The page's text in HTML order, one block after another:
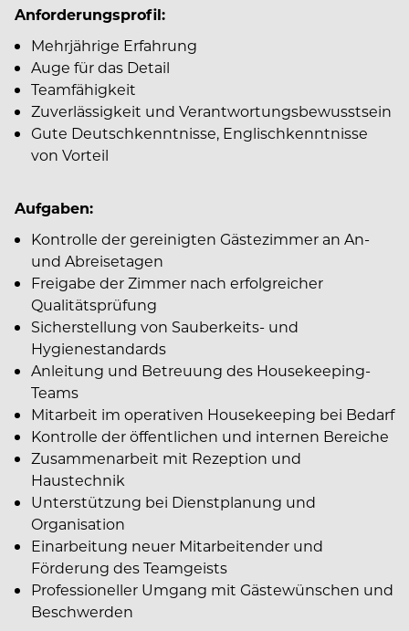
Anforderungsprofil:
Mehrjährige Erfahrung
Auge für das Detail
Teamfähigkeit
Zuverlässigkeit und Verantwortungsbewusstsein
Gute Deutschkenntnisse, Englischkenntnisse
von Vorteil
Aufgaben:
Kontrolle der gereinigten Gästezimmer an An-
und Abreisetagen
Freigabe der Zimmer nach erfolgreicher
Qualitätsprüfung
Sicherstellung von Sauberkeits- und
Hygienestandards
Anleitung und Betreuung des Housekeeping-
Teams
Mitarbeit im operativen Housekeeping bei Bedarf
Kontrolle der öffentlichen und internen Bereiche
Zusammenarbeit mit Rezeption und
Haustechnik
Unterstützung bei Dienstplanung und
Organisation
Einarbeitung neuer Mitarbeitender und
Förderung des Teamgeists
Professioneller Umgang mit Gästewünschen und
Beschwerden